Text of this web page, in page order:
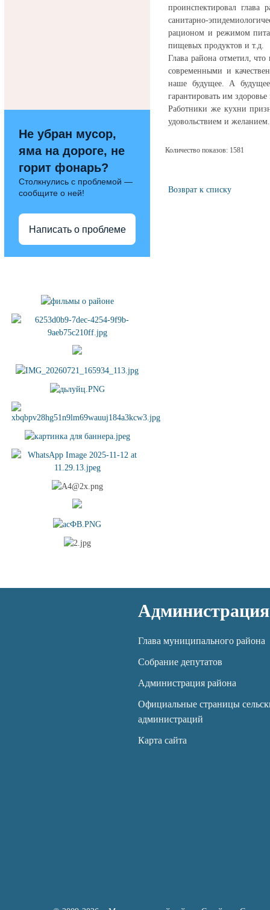
Не убран мусор,
яма на дороге, не
горит фонарь?
Столкнулись с проблемой —
сообщите о ней!
Написать о проблеме
проинспектировал глава
санитарно-
рационом и режимом
пищевых продуктов и т.д.
Глава района отметил,
современными и
наше будущее. А
гарантировать им
Работники же кухни
удовольствием и желанием.
Количество показов: 1581
Возврат к списку
Администрация
Глава муниципального района
Собрание депутатов
Администрация района
Официальные страницы
администраций
Карта сайта